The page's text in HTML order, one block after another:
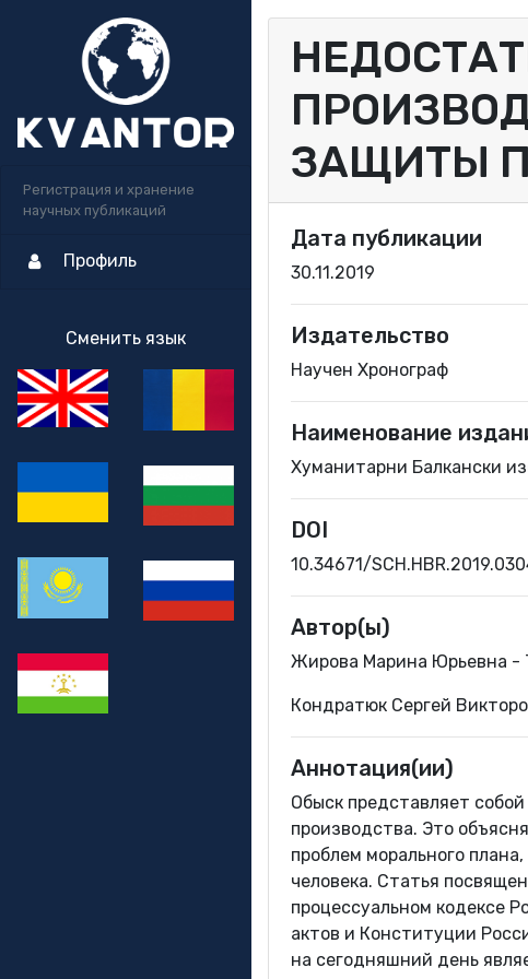
Регистрация и хранение
научных публикаций
Профиль
Сменить язык
ЗАЩИТЫ
Дата публикации
30.11.2019
Издательство
Научен Хронограф
Наименование
Хуманитарни Балкански
DOI
10.34671/
Автор(ы)
Жирова Марина Юрьевна -
Кондратюк Сергей
Аннотация(ии)
Обыск представляет
производства. Это
проблем морального
человека. Статья
процессуальном кодексе
актов и Конституции
на сегодняшний день